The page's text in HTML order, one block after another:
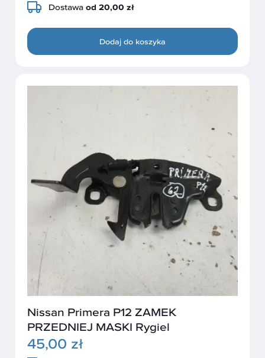
Dostawa od 20,00 zł
Dodaj do koszyka
Nissan Primera P12 ZAMEK
PRZEDNIEJ MASKI Rygiel
45,00 zł